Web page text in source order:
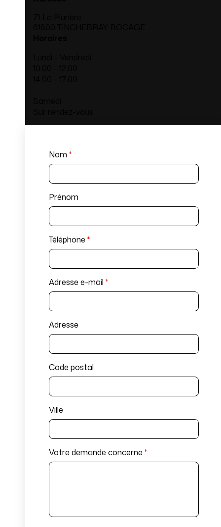
Nom*
Prénom
Téléphone*
Adresse e-mail*
Adresse
Code postal
Ville
Votre demande concerne*